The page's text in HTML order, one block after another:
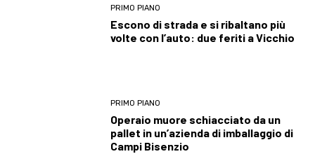
PRIMO PIANO
Escono di strada e si ribaltano più
volte con l’auto: due feriti a Vicchio
PRIMO PIANO
Operaio muore schiacciato da un
pallet in un’azienda di imballaggio di
Campi Bisenzio